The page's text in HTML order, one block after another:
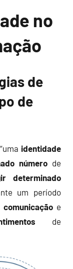
no
de
de
identidade
número de
determinado
um período
comunicação e
de